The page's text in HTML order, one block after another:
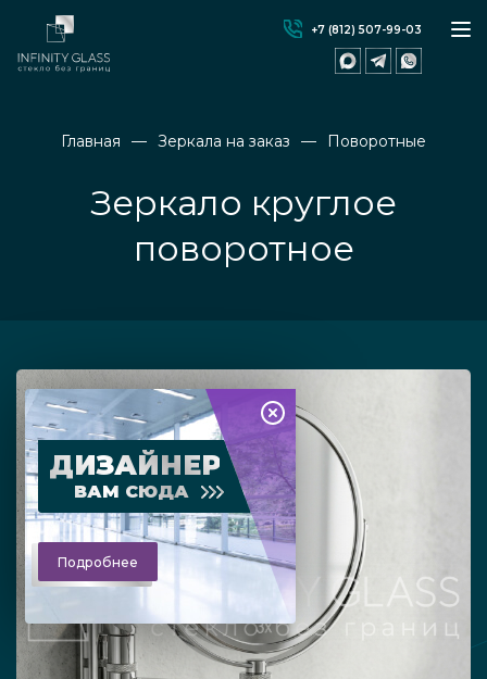
+7 (812) 507-99-03
Главная Зеркала на заказ Поворотные
Зеркало круглое
поворотное
ДИЗАЙНЕР
ВАМ СЮДА
Подробнее